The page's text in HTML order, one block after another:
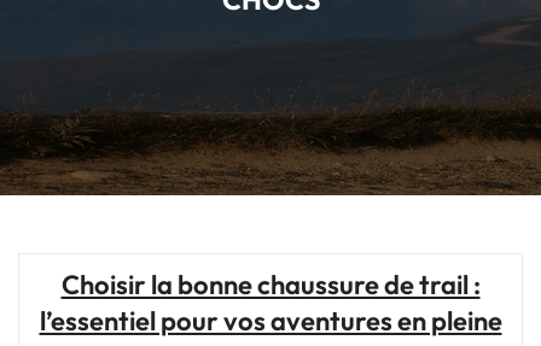
Choisir la bonne chaussure de trail :
l’essentiel pour vos aventures en pleine